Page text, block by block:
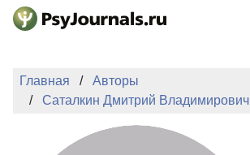
Перейти к основному содержанию
ИЗДАНИЯ
АВТОРЫ
ПОДАТЬ РУКОПИСЬ
БАЗА ЗНАНИЙ
Главная
Авторы
Саталкин Дмитрий Владимирович